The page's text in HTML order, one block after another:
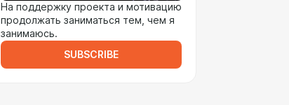
На поддержку проекта и мотивацию
продолжать заниматься тем, чем я
занимаюсь.
SUBSCRIBE